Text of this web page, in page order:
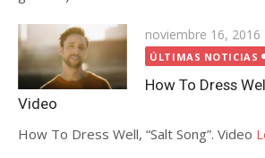
Publicada
el
noviembre 16, 2016
ÚLTIMAS NOTICIAS
How To Dress
Video
How To Dress Well, “Salt Song”. Video